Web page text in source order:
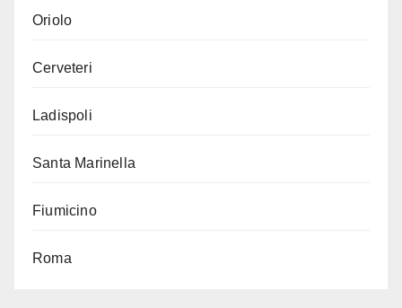
Oriolo
Cerveteri
Ladispoli
Santa Marinella
Fiumicino
Roma